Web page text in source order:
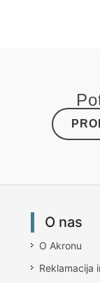
O nas
O Akronu
Reklamacija